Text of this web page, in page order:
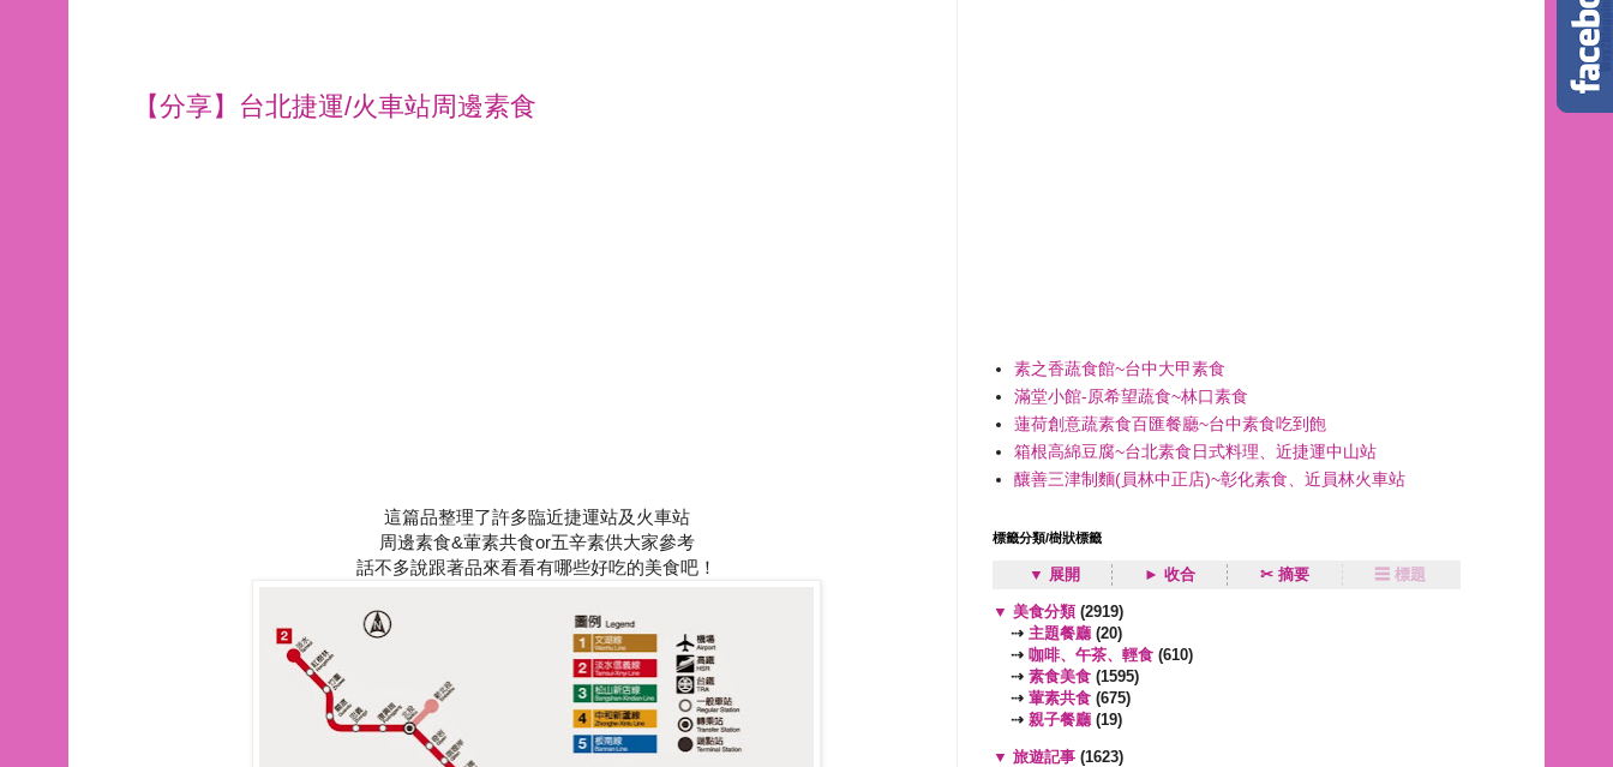
【分享】台北捷運/火車站周邊素食
這篇品整理了許多臨近捷運站及火車站
周邊素食&葷素共食or五辛素供大家參考
話不多說跟著品來看看有哪些好吃的美食吧！
素之香蔬食館~台中大甲素食
滿堂小館-原希望蔬食~林口素食
蓮荷創意蔬素食百匯餐廳~台中素食吃到飽
箱根高綿豆腐~台北素食日式料理、近捷運中山站
釀善三津制麵(員林中正店)~彰化素食、近員林火車站
標籤分類/樹狀標籤
▼ 展開 ► 收合 ✂ 摘要 ☰ 標題
▼ 美食分類 (2919)
⇢ 主題餐廳 (20)
⇢ 咖啡、午茶、輕食 (610)
⇢ 素食美食 (1595)
⇢ 葷素共食 (675)
⇢ 親子餐廳 (19)
▼ 旅遊記事 (1623)